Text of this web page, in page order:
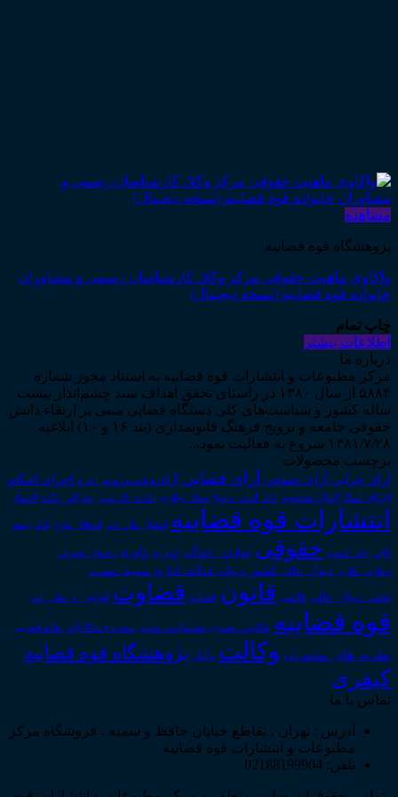
مشاهده
پژوهشگاه قوه قضاییه
واکاوی ماهیت حقوقی مرکز وکلا، کارشناسان رسمی و مشاوران
خانواده قوه قضاییه (نسخه دیجیتال)
چاپ تمام
اطلاعات بیشتر
درباره ما
مرکز مطبوعات و انتشارات قوه قضاییه به استناد مجوز شماره
۵۸۸۴ از سال ۱۳۸۰ در راستای تحقق اهداف سند چشم‌انداز بیست
ساله کشور و سیاست‌های کلی دستگاه قضایی مبنی بر ارتقاء دانش
حقوقی جامعه و ترویج فرهنگ قانونمداری (بند ۱۶ و ۱۰) ابلاغیه
۱۳۸۱/۷/۲۸ شروع به فعالیت نمود...
برچسب محصولات
آرای جزایی آرای حقوقی آرای قضایی آرای وحدت رویه اجاره اجرای احکام
اجرای اسناد احوال شخصیه ادله_اثبات_دعوا اسناد_تجاری اعاده_دادرسی اعتراض_ثالث اعسار
انتشارات قوه قضاییه انتقال_مال_غیر انحلال_نکاح بانک بیمه
تاجر حق_کسب حقوقی حوادث_رانندگی خلع_ید داوری دعاوی_تصرف
دعاوی_طاری دیوان عالی کشور دیوان عدالت اداری سقوط_تعهدات
شعب_دیوان_عالی قاضی قانون قضات قضاوت قوانین_و_مقررات
قوه قضاییه مالکیت_معنوی مسئولیت_مدنی مشروح مذاکرات نظام قضایی
نظریه_های_مشورتی وکالت وکیل پژوهشگاه قوه قضاییه
کیفری
تماس با ما
آدرس : تهران ، تقاطع خیابان حافظ و سمیه ، فروشگاه مرکز
مطبوعات و انتشارات قوه قضاییه
تلفن: 02188199904